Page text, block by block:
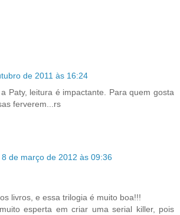
de 2011 às 16:24
Paty, leitura é impactante. Para quem gosta
ferverem...rs
8 de março de 2012 às 09:36
livros, e essa trilogia é muito boa!!!
esperta em criar uma serial killer, pois